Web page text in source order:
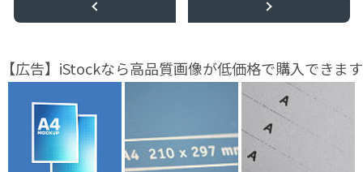
【広告】iStockなら高品質画像が低価格で購入できます